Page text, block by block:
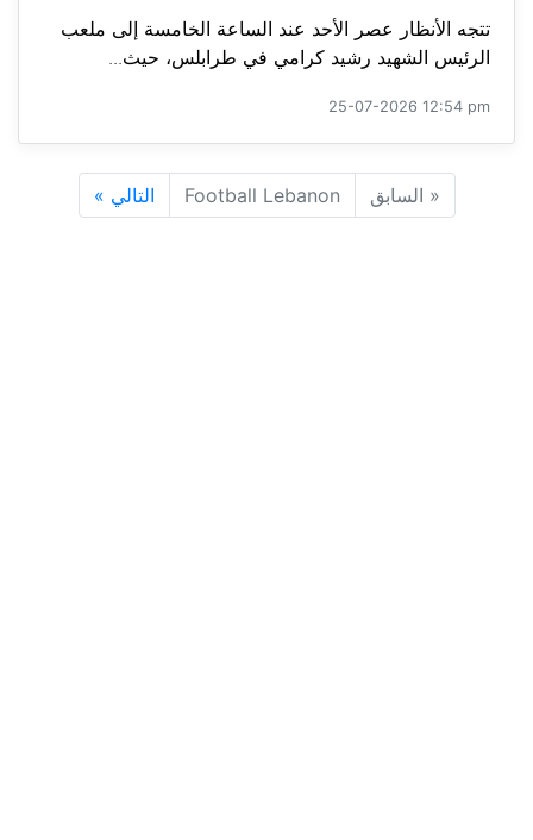
تتجه الأنظار عصر الأحد عند الساعة الخامسة إلى ملعب
الرئيس الشهيد رشيد كرامي في طرابلس، حيث...
25-07-2026 12:54 pm
« السابق Football Lebanon التالي »